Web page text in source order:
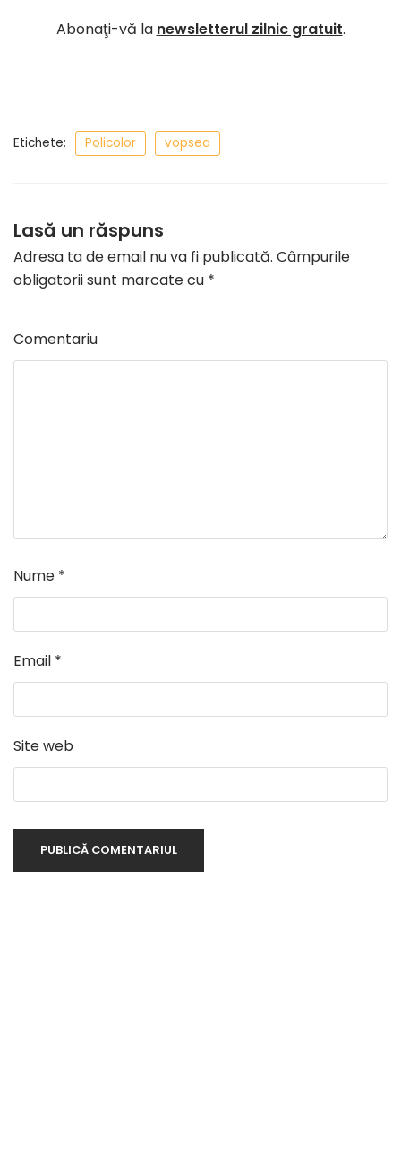
Abonaţi-vă la newsletterul zilnic gratuit.
Etichete: Policolor vopsea
Lasă un răspuns
Adresa ta de email nu va fi publicată. Câmpurile
obligatorii sunt marcate cu *
Comentariu
Nume *
Email *
Site web